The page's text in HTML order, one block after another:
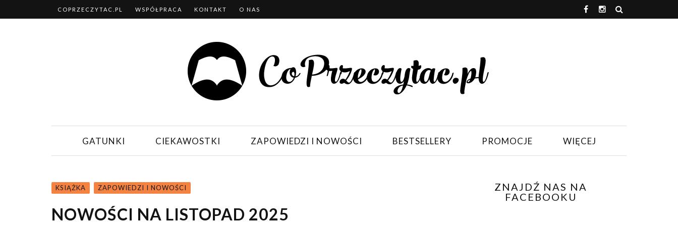
COPRZECZYTAC.PL WSPÓŁPRACA KONTAKT O NAS
GATUNKI CIEKAWOSTKI ZAPOWIEDZI I NOWOŚCI BESTSELLERY PROMOCJE WIĘCEJ
KSIĄŻKA ZAPOWIEDZI I NOWOŚCI
NOWOŚCI NA LISTOPAD 2025
ZNAJDŹ NAS NA
FACEBOOKU